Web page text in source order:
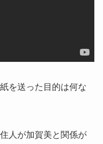
を送った目的は何な
人が加賀美と関係が